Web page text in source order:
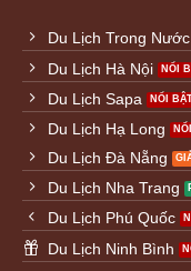
Du Lịch Trong Nước
Du Lịch Hà Nội
Du Lịch Sapa
Du Lịch Hạ Long
Du Lịch Đà Nẵng
Du Lịch Nha Trang
Du Lịch Phú Quốc
Du Lịch Ninh Bình